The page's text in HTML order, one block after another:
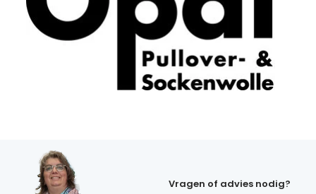
Vragen of advies nodig?